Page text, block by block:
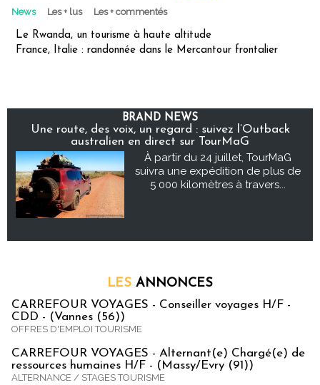
News Les + lus Les + commentés
Le Rwanda, un tourisme à haute altitude
France, Italie : randonnée dans le Mercantour frontalier
BRAND NEWS
Une route, des voix, un regard : suivez l’Outback
australien en direct sur TourMaG
À partir du 24 juillet, TourMaG
suivra une expédition de plus de
5 000 kilomètres à travers...
LES ANNONCES
CARREFOUR VOYAGES - Conseiller voyages H/F -
CDD - (Vannes (56))
OFFRES D'EMPLOI TOURISME
CARREFOUR VOYAGES - Alternant(e) Chargé(e) de
ressources humaines H/F - (Massy/Evry (91))
ALTERNANCE / STAGES TOURISME